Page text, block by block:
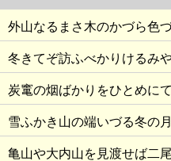
外山なるまさ木のかづら色
冬きてぞ訪ふべかりけるみ
炭竃の烟ばかりをひとめに
雪ふかき山の端いづる冬の
亀山や大内山を見渡せば二